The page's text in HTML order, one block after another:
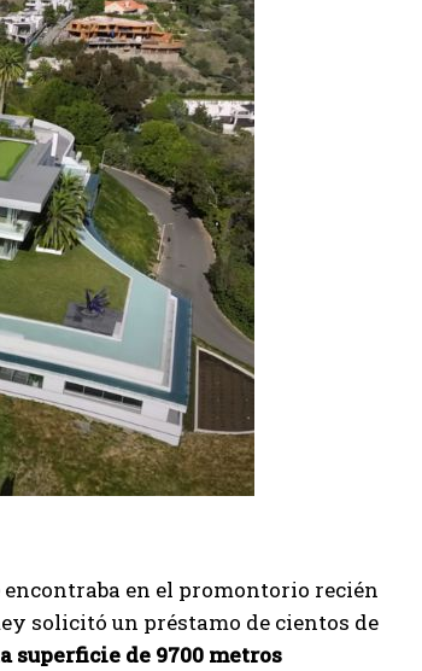
encontraba en el promontorio recién
solicitó un préstamo de cientos de
superficie de 9700 metros